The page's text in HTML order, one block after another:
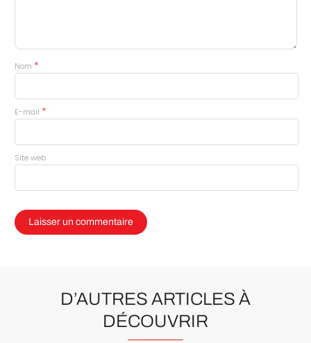
Nom *
E-mail *
Site web
D’AUTRES ARTICLES À
DÉCOUVRIR